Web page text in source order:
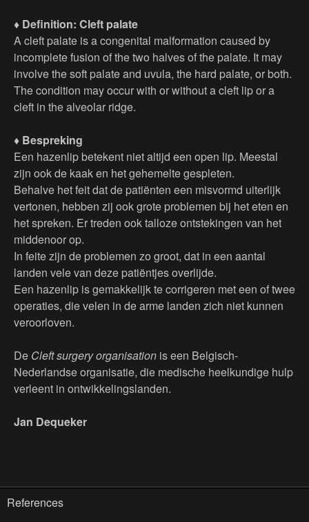
♦ Definition: Cleft palate
A cleft palate is a congenital malformation caused by
incomplete fusion of the two halves of the palate. It may
involve the soft palate and uvula, the hard palate, or both.
The condition may occur with or without a cleft lip or a
cleft in the alveolar ridge.
♦ Bespreking
Een hazenlip betekent niet altijd een open lip. Meestal
zijn ook de kaak en het gehemelte gespleten.
Behalve het feit dat de patiënten een misvormd uiterlijk
vertonen, hebben zij ook grote problemen bij het eten en
het spreken. Er treden ook talloze ontstekingen van het
middenoor op.
In feite zijn de problemen zo groot, dat in een aantal
landen vele van deze patiëntjes overlijde.
Een hazenlip is gemakkelijk te corrigeren met een of twee
operaties, die velen in de arme landen zich niet kunnen
veroorloven.
De Cleft surgery organisation is een Belgisch-
Nederlandse organisatie, die medische heelkundige hulp
verleent in ontwikkelingslanden.
Jan Dequeker
References